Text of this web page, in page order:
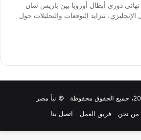
دوري أبطال أوروبا بين باريس سان
تتزايد التوقعات والتحليلات حول
من نحن فريق العمل اتصل بنا